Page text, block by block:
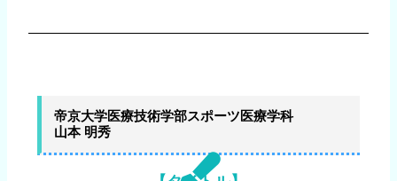
帝京大学医療技術学部スポーツ医療学科
山本 明秀